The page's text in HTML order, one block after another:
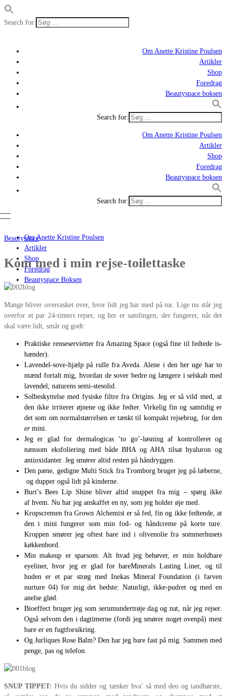
Search for:
Om Anette Kristine Poulsen
Artikler
Shop
Foredrag
Beautyspace boksen
Search for:
Om Anette Kristine Poulsen
Artikler
Shop
Foredrag
Beautyspace boksen
Search for:
Om Anette Kristine Poulsen
Artikler
Shop
Foredrag
Beautyspace Boksen
Beautyspace
Kom med i min rejse-toilettaske
Mange bliver overrasket over, hvor lidt jeg har med på tur. Lige nu står jeg
overfor et par 24-timers rejser, og her er samlingen, der fungerer, når det
skal være lidt, småt og godt:
Praktiske renseservietter fra Amazing Space (også fine til fedtede is-
hænder).
Lavendel-sove-hjælp på rulle fra Aveda. Alene i den her uge har to
mænd fortalt mig, hvordan de sover bedre og længere i selskab med
lavendel, naturens semi-stesolid.
Solbeskyttelse med fysiske filtre fra Origins. Jeg er så vild med, at
den ikke irriterer øjnene og ikke fedter. Virkelig fin og samtidig er
det som om normalstørrelsen er tænkt til kompakt rejsebrug, for den
ermini.
Jeg er glad for dermalogicas ’to go’-løsning af kontrolleret og
nænsom eksfoliering med både BHA og AHA tilsat hyaluron og
antioxidanter. Jeg smører altid resten på håndryggen.
Den pæne, gedigne Multi Stick fra Tromborg bruger jeg på læberne,
og dupper også lidt på kinderne.
Burt’s Bees Lip Shine bliver altid snuppet fra mig – spørg ikke
af hvem. Nu har jeg anskaffet en ny, som jeg holder øje med.
Kropscremen fra Grown Alchemist er så fed, fin og ikke fedtende, at
den i mini fungerer som min fod- og håndcreme på korte ture.
Kroppen smører jeg oftest bare ind i olivenolie fra sommerhusets
køkkenbord.
Min makeup er sparsom. Alt hvad jeg behøver, er min holdbare
eyeliner, hvor jeg er glad for bareMinerals Lasting Liner, og til
huden er et par strøg med Inekas Mineral Foundation (i farven
nurture 04) for mig det bedste: Naturligt, ikke-pudret og med en
anelse glød.
Bioeffect bruger jeg som serumundertrøje dag og nat, når jeg rejser.
Også selvom den i dagtimerne (fordi jeg smører noget ovenpå) mest
bare er en fugtforsikring.
Og Jurliques Rose Balm? Den har jeg bare fast på mig. Sammen med
penge, pas og telefon.
SNUP TIPPET: Hvis du sidder og tænker hva’ så med deo og tandbørste,